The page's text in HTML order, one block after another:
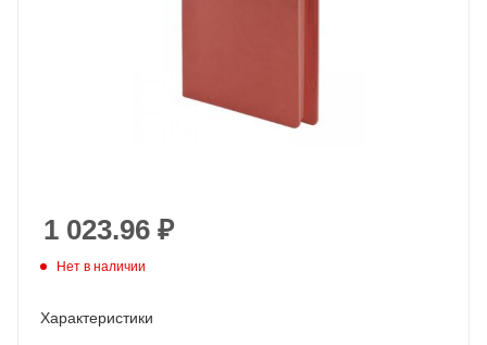
1 023.96 ₽
Нет в наличии
Характеристики